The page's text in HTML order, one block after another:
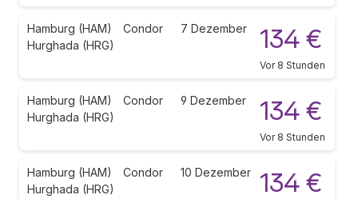
Hamburg (HAM)
Hurghada (HRG)
Condor 7 Dezember 134 €
Vor 8 Stunden
Hamburg (HAM)
Hurghada (HRG)
Condor 9 Dezember 134 €
Vor 8 Stunden
Hamburg (HAM)
Hurghada (HRG)
Condor 10 Dezember 134 €